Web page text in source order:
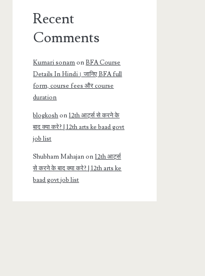
Recent
Comments
Kumari sonam onBFA Course
Details In Hindi। जानिए BFA full
form, course fees और course
duration
blogkosh on12th आर्ट्स से करने के
बाद क्या करे? | 12th arts ke baad govt
job list
Shubham Mahajan on12th आर्ट्स
से करने के बाद क्या करे? | 12th arts ke
baad govt job list